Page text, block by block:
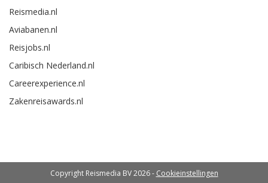
Reismedia.nl
Aviabanen.nl
Reisjobs.nl
Caribisch Nederland.nl
Careerexperience.nl
Zakenreisawards.nl
Copyright Reismedia BV 2026 - Cookieinstellingen